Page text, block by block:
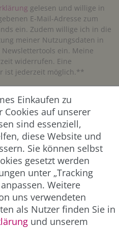
gelesen und willige in
E-Mail-Adresse zum
ein. Zudem willige ich in die
meiner Nutzungsdaten in
ein. Meine
widerrufen. Eine
ist jederzeit möglich.**
es sich um ein Pflichtfeld.
Einkaufen zu
auf unserer
sind essenziell,
diese Website und
Sie können selbst
gesetzt werden
unter „Tracking
Weitere
uns verwendeten
als Nutzer finden Sie in
und unserem